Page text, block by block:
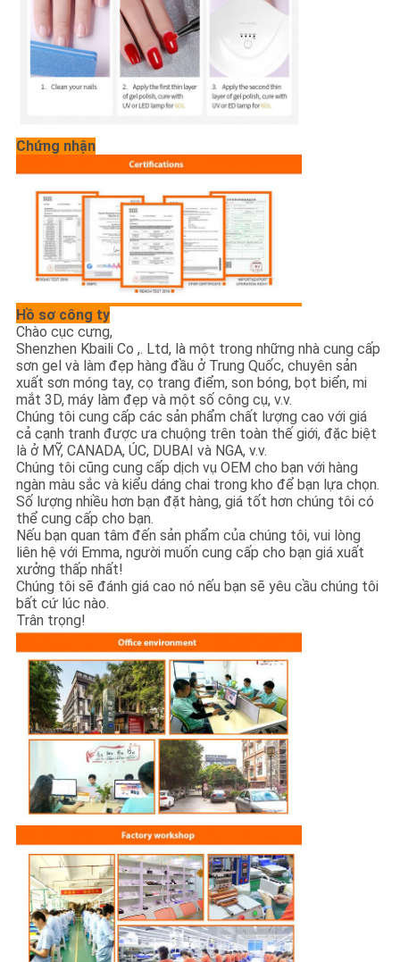
Chứng nhận
Hồ sơ công ty
Chào cục cưng,
Shenzhen Kbaili Co ,. Ltd, là một trong những nhà cung cấp
sơn gel và làm đẹp hàng đầu ở Trung Quốc, chuyên sản
xuất sơn móng tay, cọ trang điểm, son bóng, bọt biển, mi
mắt 3D, máy làm đẹp và một số công cụ, v.v.
Chúng tôi cung cấp các sản phẩm chất lượng cao với giá
cả cạnh tranh được ưa chuộng trên toàn thế giới, đặc biệt
là ở MỸ, CANADA, ÚC, DUBAI và NGA, v.v.
Chúng tôi cũng cung cấp dịch vụ OEM cho bạn với hàng
ngàn màu sắc và kiểu dáng chai trong kho để bạn lựa chọn.
Số lượng nhiều hơn bạn đặt hàng, giá tốt hơn chúng tôi có
thể cung cấp cho bạn.
Nếu bạn quan tâm đến sản phẩm của chúng tôi, vui lòng
liên hệ với Emma, ​​người muốn cung cấp cho bạn giá xuất
xưởng thấp nhất!
Chúng tôi sẽ đánh giá cao nó nếu bạn sẽ yêu cầu chúng tôi
bất cứ lúc nào.
Trân trọng!